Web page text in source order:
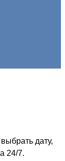
дату,
24/7.